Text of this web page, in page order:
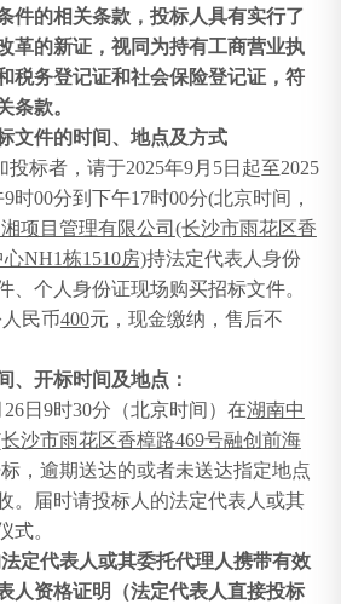
件的相关条款，投标人具有实行了
革的新证，视同为持有工商营业执
税务登记证和社会保险登记证，符
条款。
文件的时间、地点及方式
投标者，请于2025年9月 5日起至2025
9时00分到下午17时00分(北京时间，
项目管理有限公司 (长沙市雨花区香
NH1栋1510房)持法定代表人身份
、个人身份证现场购买招标文件。
民币400元， 现金缴纳， 售后不
、开标时间及地点：
26日 9时30分（北京时间）在湖南中
沙市雨花区香樟路469号融创前海
，逾期送达的或者未送达指定地点
。届时请投标人的法定代表人或其
式。
定代表人或其委托代理人携带有效
人资格证明（法定代表人直接投标